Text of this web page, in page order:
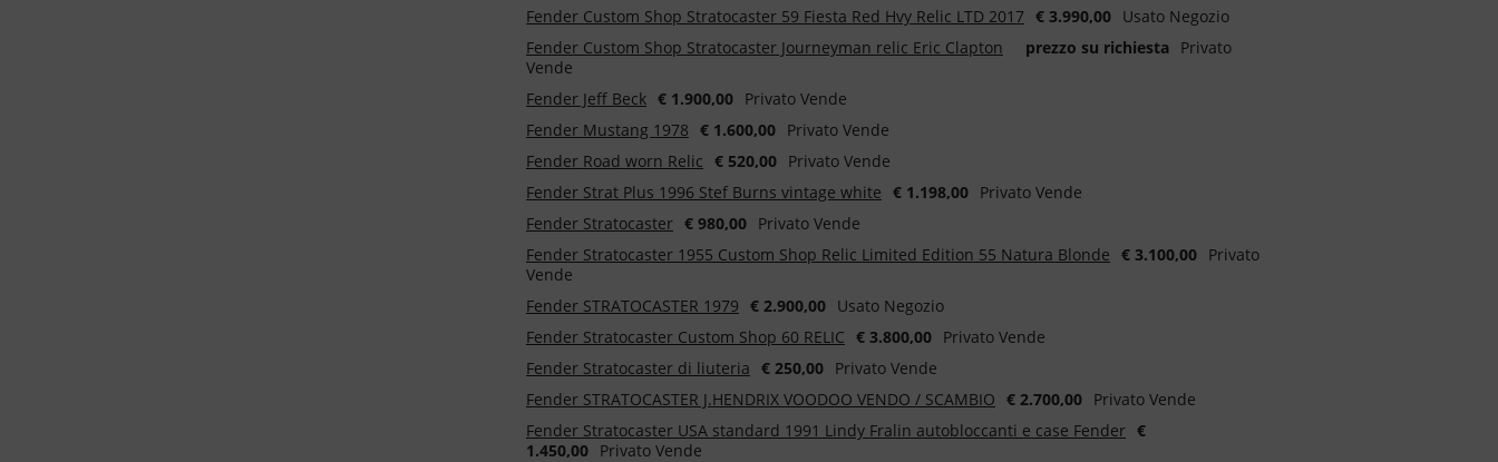
Fender Custom Shop Stratocaster 59 Fiesta Red Hvy Relic LTD 2017 € 3.990,00 Usato Negozio
Fender Custom Shop Stratocaster Journeyman relic Eric Clapton
prezzo su richiesta Privato
Vende
Fender Jeff Beck € 1.900,00 Privato Vende
Fender Mustang 1978 € 1.600,00 Privato Vende
Fender Road worn Relic € 520,00 Privato Vende
Fender Strat Plus 1996 Stef Burns vintage white € 1.198,00 Privato Vende
Fender Stratocaster € 980,00 Privato Vende
Fender Stratocaster 1955 Custom Shop Relic Limited Edition 55 Natura Blonde € 3.100,00 Privato
Vende
Fender STRATOCASTER 1979 € 2.900,00 Usato Negozio
Fender Stratocaster Custom Shop 60 RELIC € 3.800,00 Privato Vende
Fender Stratocaster di liuteria € 250,00 Privato Vende
Fender STRATOCASTER J.HENDRIX VOODOO VENDO / SCAMBIO € 2.700,00 Privato Vende
Fender Stratocaster USA standard 1991 Lindy Fralin autobloccanti e case Fender €
1.450,00 Privato Vende